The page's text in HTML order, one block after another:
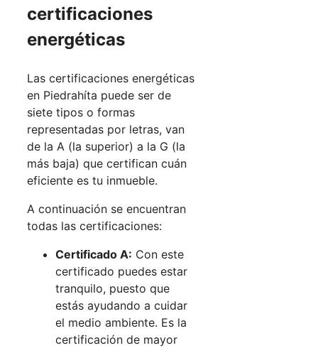
certificaciones
energéticas
Las certificaciones energéticas
en Piedrahíta puede ser de
siete tipos o formas
representadas por letras, van
de la A (la superior) a la G (la
más baja) que certifican cuán
eficiente es tu inmueble.
A continuación se encuentran
todas las certificaciones:
Certificado A: Con este
certificado puedes estar
tranquilo, puesto que
estás ayudando a cuidar
el medio ambiente. Es la
certificación de mayor